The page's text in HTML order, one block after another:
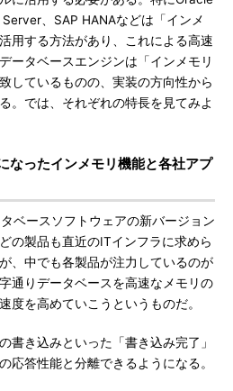
、SAP HANAなどは「インメ
用する方法があり、これによる高速
ータベースエンジンは「インメモリ
しているものの、実装の方向性から
。では、それぞれの特長を見てみよ
なったインメモリ機能と各社アプ
ベースソフトウェアの新バージョン
の製品も直近のITインフラに求めら
、中でも各製品が注力しているのが
通りデータベースを高速なメモリの
度を高めていこうというものだ。
き込みといった「書き込み完了」
応答性能と分離できるようになる。